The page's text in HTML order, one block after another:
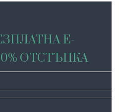
Е-
ОТСТЪПКА